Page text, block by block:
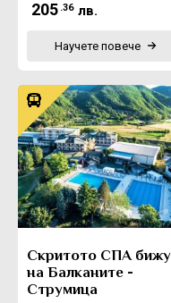
205 .36 лв.
Научете повече
Скритото СПА бижу
на Балканите -
Струмица